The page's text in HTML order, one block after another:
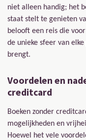
niet alleen handig; het
staat stelt te genieten
belooft een reis die
de unieke sfeer van
brengt.
Voordelen en
creditcard
Boeken zonder
mogelijkheden en
Hoewel het vele